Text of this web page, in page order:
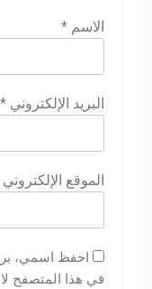
الاسم *
البريد الإلكتروني *
الموقع الإلكتروني
احفظ اسمي،
في هذا المتصفح